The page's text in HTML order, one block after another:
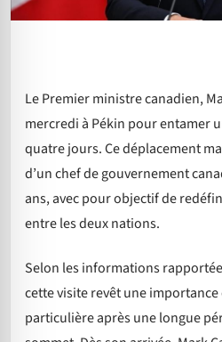
Le Premier ministre canadien,
mercredi à Pékin pour entamer
quatre jours. Ce déplacement
d’un chef de gouvernement
ans, avec pour objectif de
entre les deux nations.
Selon les informations
cette visite revêt une
particulière après une longue